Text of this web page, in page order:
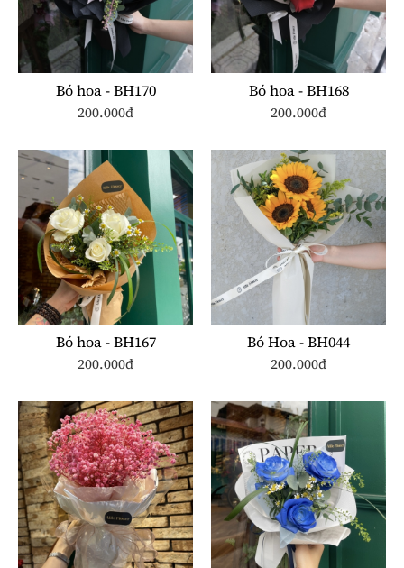
Bó hoa - BH170
200.000đ
Bó hoa - BH168
200.000đ
Bó hoa - BH167
200.000đ
Bó Hoa - BH044
200.000đ